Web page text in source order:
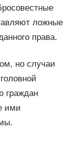
ложные
права.
но случаи
граждан
ими